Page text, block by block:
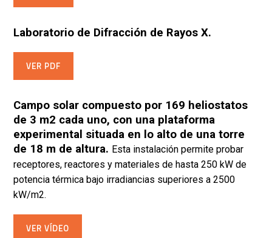
Laboratorio de Difracción de Rayos X.
VER PDF
Campo solar compuesto por 169 heliostatos
de 3 m2 cada uno, con una plataforma
experimental situada en lo alto de una torre
de 18 m de altura. Esta instalación permite probar
receptores, reactores y materiales de hasta 250 kW de
potencia térmica bajo irradiancias superiores a 2500
kW/m2.
VER VÍDEO